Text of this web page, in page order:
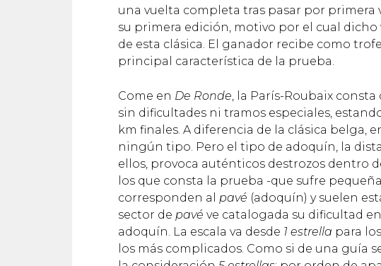
una vuelta completa tras pasar por primera
su primera edición, motivo por el cual
de esta clásica. El ganador recibe como
principal característica de la prueba.
Come en De Ronde , la París-Roubaix
sin dificultades ni tramos especiales,
km finales. A diferencia de la clásica belga,
ningún tipo. Pero el tipo de adoquín, la
ellos, provoca auténticos destrozos dentro
los que consta la prueba -que sufre
corresponden al pavé (adoquín) y suelen
sector de pavé ve catalogada su dificultad
adoquín. La escala va desde 1 estrella para
los más complicados. Como si de una guía